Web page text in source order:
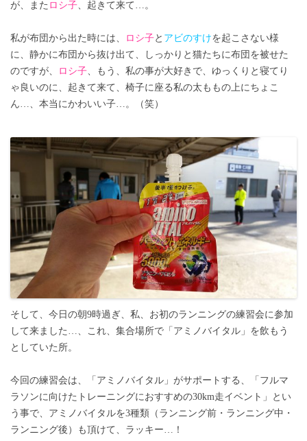
が、また ロシ子 、起きて来て…。
私が布団から出た時には、 ロシ子と アビのすけを起こさない様
に、静かに布団から抜け出て、しっかりと猫たちに布団を被せた
のですが、
ロシ子 、もう、私の事が大好きで、ゆっくりと寝てり
ゃ良いのに、起きて来て、椅子に座る私の太ももの上にちょこ
ん…、本当にかわいい子…。（笑）
そして、今日の朝9時過ぎ、私、お初のランニングの練習会に参加
して来ました…、これ、集合場所で「アミノバイタル」を飲もう
としていた所。
今回の練習会は、「アミノバイタル」がサポートする、「フルマ
ラソンに向けたトレーニングにおすすめの30km走イベント」とい
う事で、アミノバイタルを3種類（ランニング前・ランニング中・
ランニング後）も頂けて、ラッキー…！